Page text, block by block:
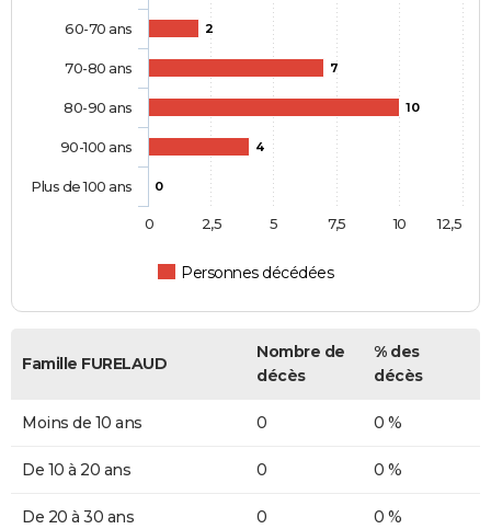
2
7
10
4
0
Personnes décédées
60-70 ans
70-80 ans
80-90 ans
90-100 ans
Plus de 100 ans
0 10
2,5 5 7,5 12,5
Famille FURELAUD
Nombre de
décès
% des
décès
Moins de 10 ans 0 0 %
De 10 à 20 ans 0 0 %
De 20 à 30 ans 0 0 %